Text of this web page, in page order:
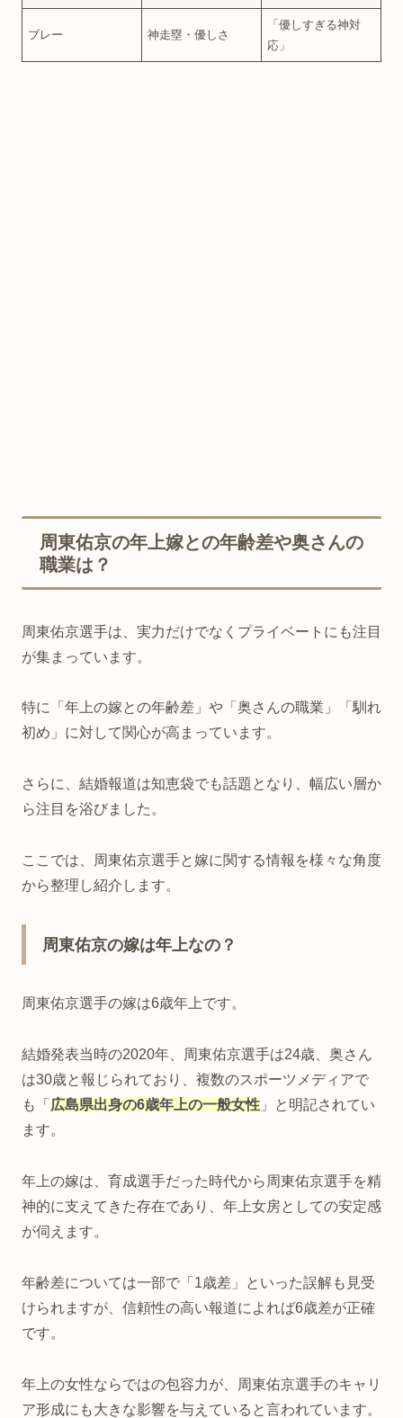
プレー 神走塁・優しさ
「優しすぎる神対
応」​
周東佑京の年上嫁との年齢差や奥さんの
職業は？
周東佑京選手は、実力だけでなくプライベートにも注目
が集まっています。
特に「年上の嫁との年齢差」や「奥さんの職業」「馴れ
初め」に対して関心が高まっています。
さらに、結婚報道は知恵袋でも話題となり、幅広い層か
ら注目を浴びました。
ここでは、周東佑京選手と嫁に関する情報を様々な角度
から整理し紹介します。
周東佑京の嫁は年上なの？
周東佑京選手の嫁は6歳年上です。
結婚発表当時の2020年、周東佑京選手は24歳、奥さん
は30歳と報じられており、複数のスポーツメディアで
も「 広島県出身の6歳年上の一般女性 」と明記されてい
ます。
年上の嫁は、育成選手だった時代から周東佑京選手を精
神的に支えてきた存在であり、年上女房としての安定感
が伺えます。
年齢差については一部で「1歳差」といった誤解も見受
けられますが、信頼性の高い報道によれば6歳差が正確
です。
年上の女性ならではの包容力が、周東佑京選手のキャリ
ア形成にも大きな影響を与えていると言われています。